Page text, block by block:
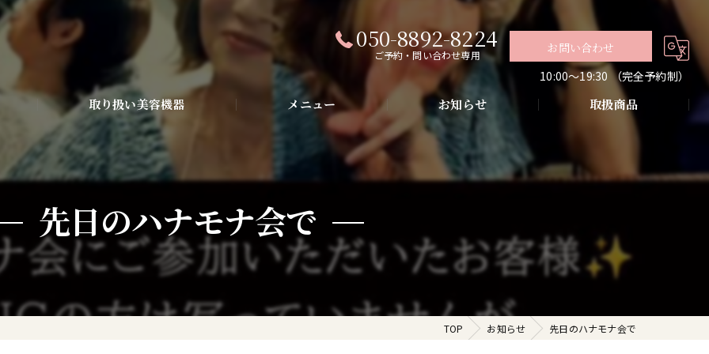
050-8892-8224
ご予約・問い合わせ専用
お問い合わせ
10:00〜19:30 （完全予約制）
取り扱い美容機器 メニュー
全身アンチエイジング
ピーリング・美容液導入・お肌の悩み改善
ダイエット・小顔・代謝アップ・肌質改善・リラクゼーション
お知らせ 取扱商品
先日のハナモナ会で
TOP お知らせ 先日のハナモナ会で